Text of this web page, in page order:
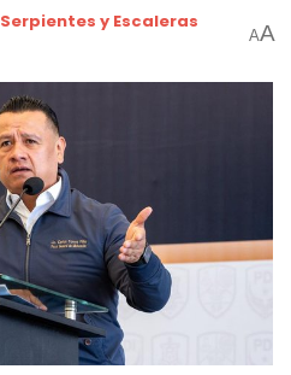
Serpientes y Escaleras
AA